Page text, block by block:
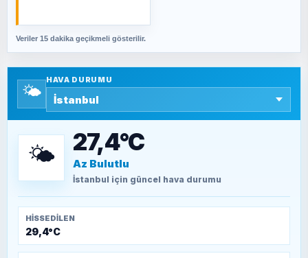
SAVAŞ ŞAHİN
SEYFULLAH ÇİÇEK
TEOMAN ALPASLAN
Kütahya-Eskişehir Muharebeleri (10-24
Veriler 15 dakika geçikmeli gösterilir.
🌤️
HAVA DURUMU
🌤️ 27,4°C
Az Bulutlu
İstanbul için güncel hava durumu
HISSEDILEN
29,4°C